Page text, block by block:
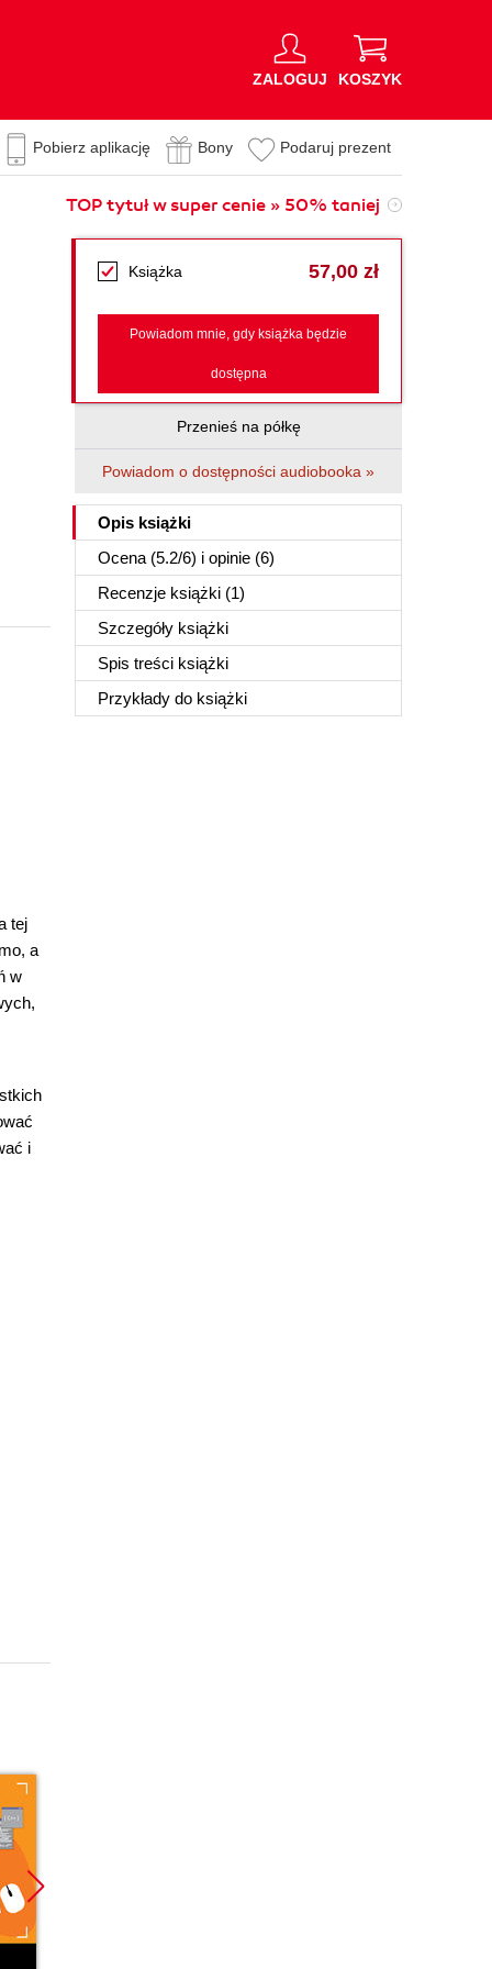
ZALOGUJ KOSZYK
Pobierz aplikację Bony Podaruj prezent
TOP tytuł w super cenie » 50% taniej
Książka 57,00 zł
Powiadom mnie, gdy książka będzie
dostępna
Przenieś na półkę
Powiadom o dostępności audiobooka »
Opis książki
Ocena (5.2/6) i opinie (6)
Recenzje książki (1)
Szczegóły książki
Spis treści książki
Przykłady do książki
tej
a
w
i